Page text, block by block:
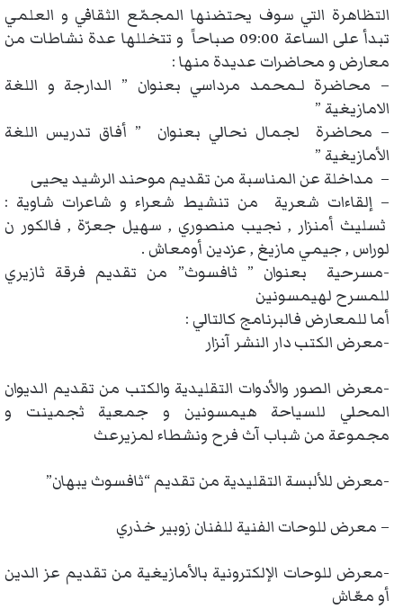
التظاهرة التي سوف يحتضنها المجمّع الثقافي و العلمي
تبدأ على الساعة 09:00 صباحاً و تتخللها عدة نشاطات من
معارض و محاضرات عديدة منها :
– محاضرة لـمحمد مرداسي بعنوان ” الدارجة و اللغة
الامازيغية ”
– محاضرة لجمال نحالي بعنوان ” أفاق تدريس اللغة
الأمازيغية ”
– مداخلة عن المناسبة من تقديم موحند الرشيد يحيى
– إلقاءات شعرية من تنشيط شعراء و شاعرات شاوية :
ثسليث أمنزار , نجيب منصوري , سهيل جعرّة , فالكور ن
لوراس , جيمي مازيغ , عزدين أومعاش .
-مسرحية بعنوان ” ثافسوث” من تقديم فرقة ثازيري
للمسرح لهيمسونين
أما للمعارض فالبرنامج كالتالي :
-معرض الكتب دار النشر آنزار
-معرض الصور والأدوات التقليدية والكتب من تقديم الديوان
المحلي للسياحة هيمسونين و جمعية ثجمينت و
مجموعة من شباب آث فرح ونشطاء لمزيرعث
-معرض للألبسة التقليدية من تقديم “ثافسوث يبهان”
– معرض للوحات الفنية للفنان زوبير خذري
-معرض للوحات الإلكترونية بالأمازيغية من تقديم عز الدين
أو معّاش